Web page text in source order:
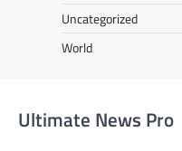
Uncategorized
World
Ultimate News Pro